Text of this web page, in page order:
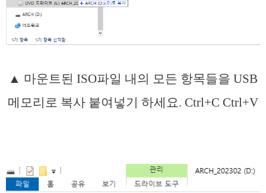
▲ 마운트된 ISO파일 내의 모든 항목들을 USB
메모리로 복사 붙여넣기 하세요. Ctrl+C Ctrl+V